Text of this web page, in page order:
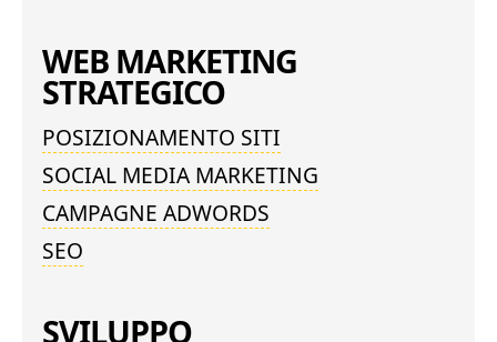
WEB MARKETING
STRATEGICO
POSIZIONAMENTO SITI
SOCIAL MEDIA MARKETING
CAMPAGNE ADWORDS
SEO
SVILUPPO